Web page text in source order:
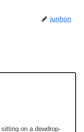
junhon
on a dewdrop-